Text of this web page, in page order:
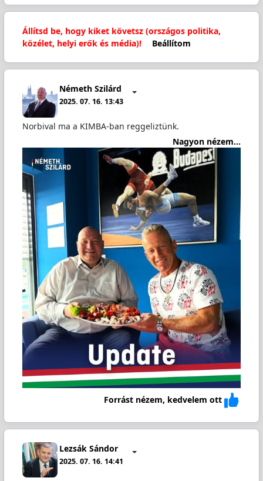
Állítsd be, hogy kiket követsz (országos politika,
közélet, helyi erők és média)!
Beállítom
Németh Szilárd
2025. 07. 16. 13:43
Norbival ma a KIMBA-ban reggeliztünk.
Nagyon nézem...
Forrást nézem, kedvelem ott
Lezsák Sándor
2025. 07. 16. 14:41